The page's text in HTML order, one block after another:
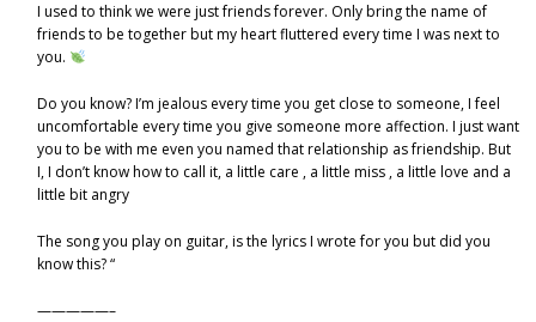
I used to think we were just friends forever. Only bring the name of
friends to be together but my heart fluttered every time I was next to
you.
Do you know? I’m jealous every time you get close to someone, I feel
uncomfortable every time you give someone more affection. I just want
you to be with me even you named that relationship as friendship. But
I, I don’t know how to call it, a little care , a little miss , a little love and a
little bit angry
The song you play on guitar, is the lyrics I wrote for you but did you
know this? “
—————–